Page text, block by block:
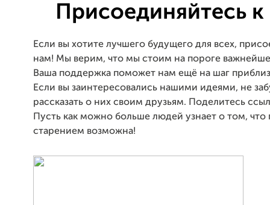
Присоединяйтесь
Если вы хотите лучшего будущего для всех,
нам! Мы верим, что мы стоим на пороге
Ваша поддержка поможет нам ещё на шаг
Если вы заинтересовались нашими идеями, не
рассказать о них своим друзьям. Поделитесь
Пусть как можно больше людей узнает о том, что
старением возможна!